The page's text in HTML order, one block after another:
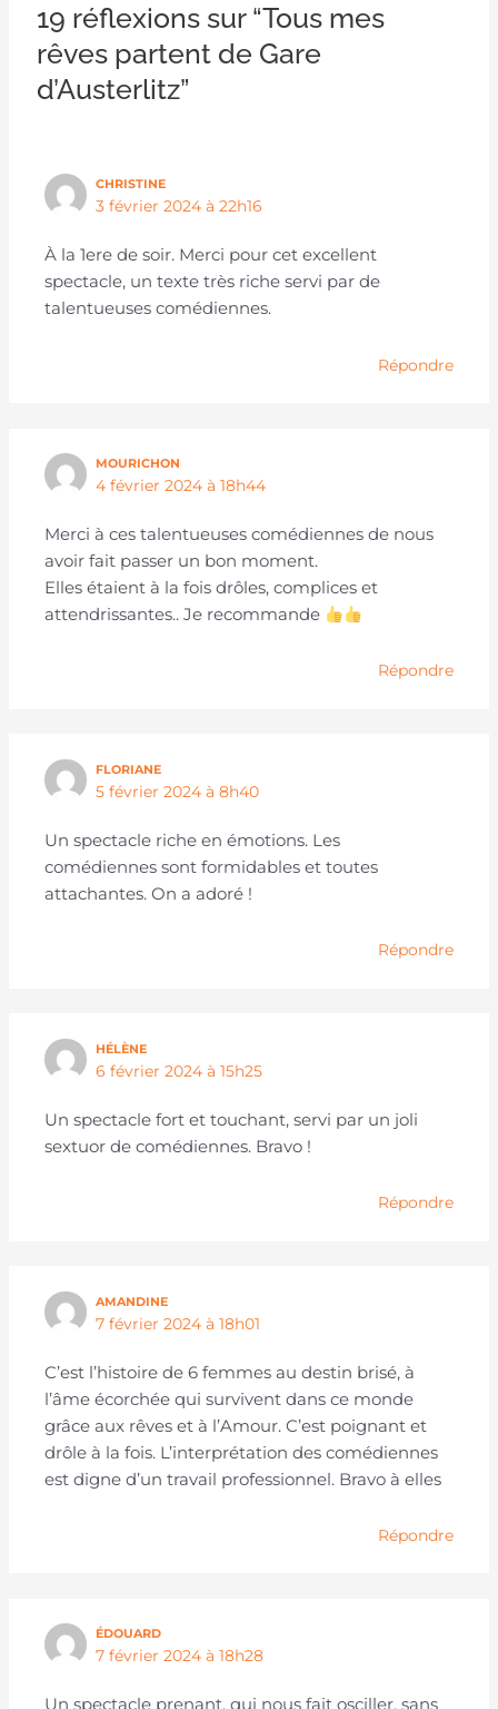
19 réflexions sur “Tous mes
rêves partent de Gare
d’Austerlitz”
CHRISTINE
3 février 2024 à 22h16
À la 1ere de soir. Merci pour cet excellent
spectacle, un texte très riche servi par de
talentueuses comédiennes.
Répondre
MOURICHON
4 février 2024 à 18h44
Merci à ces talentueuses comédiennes de nous
avoir fait passer un bon moment.
Elles étaient à la fois drôles, complices et
attendrissantes.. Je recommande
Répondre
FLORIANE
5 février 2024 à 8h40
Un spectacle riche en émotions. Les
comédiennes sont formidables et toutes
attachantes. On a adoré !
Répondre
HÉLÈNE
6 février 2024 à 15h25
Un spectacle fort et touchant, servi par un joli
sextuor de comédiennes. Bravo !
Répondre
AMANDINE
7 février 2024 à 18h01
C’est l’histoire de 6 femmes au destin brisé, à
l’âme écorchée qui survivent dans ce monde
grâce aux rêves et à l’Amour. C’est poignant et
drôle à la fois. L’interprétation des comédiennes
est digne d’un travail professionnel. Bravo à elles
Répondre
ÉDOUARD
7 février 2024 à 18h28
Un spectacle prenant, qui nous fait osciller, sans